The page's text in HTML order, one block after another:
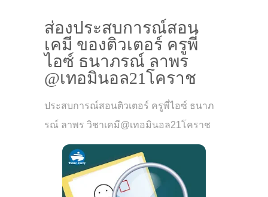
ส่องประสบการณ์สอน
เคมี ของติวเตอร์ ครูพี่
ไอซ์ ธนาภรณ์ ลาพร
@เทอมินอล21โคราช
ประสบการณ์สอนติวเตอร์ ครูพี่ไอซ์ ธนาภ
รณ์ ลาพร วิชาเคมี@เทอมินอล21โคราช